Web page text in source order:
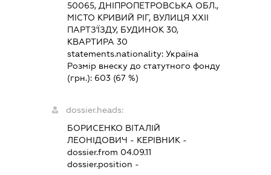
50065, ДНІПРОПЕТРОВСЬКА ОБЛ.,
МІСТО КРИВИЙ РІГ, ВУЛИЦЯ ХХІІ
ПАРТЗ'ЇЗДУ, БУДИНОК 30,
КВАРТИРА 30
statements.nationality:Україна
Розмір внеску до статутного фонду
(грн.): 603 (67 %)
dossier.heads:
БОРИСЕНКО ВІТАЛІЙ
ЛЕОНІДОВИЧ - КЕРІВНИК -
dossier.from 04.09.11
dossier.position -